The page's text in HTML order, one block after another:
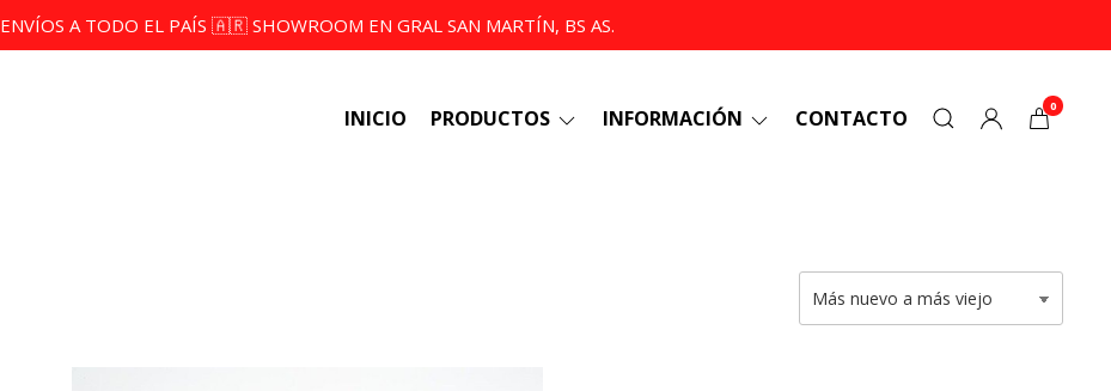
ENVÍOS A TODO EL PAÍS 🇦🇷 SHOWROOM EN GRAL SAN MARTÍN, BS AS.
INICIO PRODUCTOS INFORMACIÓN CONTACTO 0